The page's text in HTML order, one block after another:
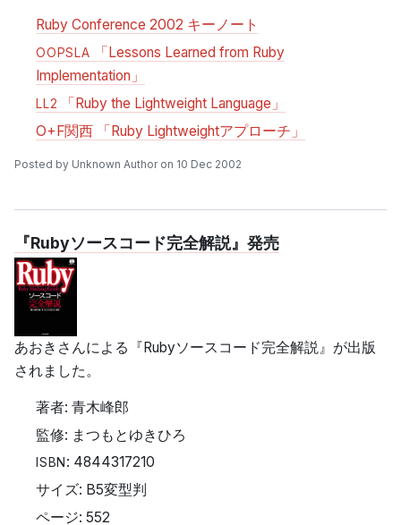
Ruby Conference 2002 キーノート
OOPSLA
「Lessons Learned from Ruby
Implementation」
LL2
「Ruby the Lightweight Language」
O+F関西 「Ruby Lightweightアプローチ」
Posted by Unknown Author on 10 Dec 2002
『Rubyソースコード完全解説』発売
あおきさんによる『Rubyソースコード完全解説』が出版
されました。
著者: 青木峰郎
監修: まつもとゆきひろ
ISBN : 4844317210
サイズ: B5変型判
ページ: 552